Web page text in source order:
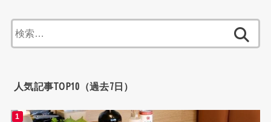
索:
人気記事TOP10（過去7日）